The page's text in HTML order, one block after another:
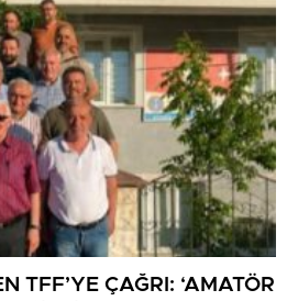
TFF’YE ÇAĞRI: ‘AMATÖR